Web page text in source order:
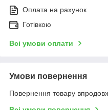
Оплата на рахунок
Готівкою
Всі умови оплати
Умови повернення
Повернення товару